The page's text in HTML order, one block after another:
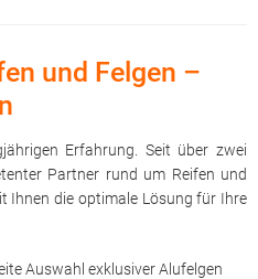
und Felgen –
Erfahrung. Seit über zwei
Partner rund um Reifen und
Ihnen die optimale Lösung für Ihre
Auswahl exklusiver Alufelgen